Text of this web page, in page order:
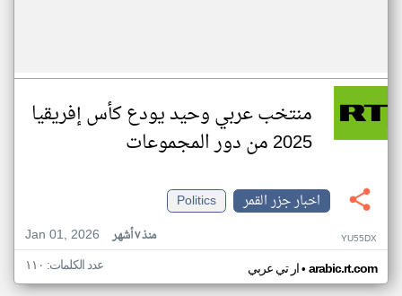
منتخب عربي وحيد يودع كأس إفريقيا
2025 من دور المجموعات
اخبار جزر القمر
Politics
Jan 01, 2026
منذ ٧ أشهر YU55DX
ار تي عربي• arabic.rt.com عدد الكلمات: ١١٠